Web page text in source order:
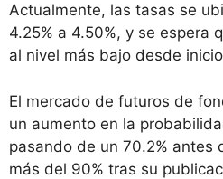
Actualmente, las tasas se
4.25% a 4.50%, y se espera
al nivel más bajo desde
El mercado de futuros de
un aumento en la
pasando de un 70.2% antes
más del 90% tras su